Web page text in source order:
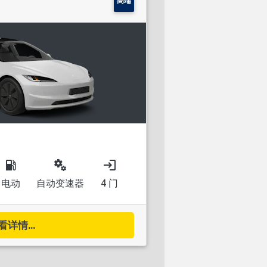
local_gas_station
电动
miscellaneous_services
自动变速器
login
4 门
详情...